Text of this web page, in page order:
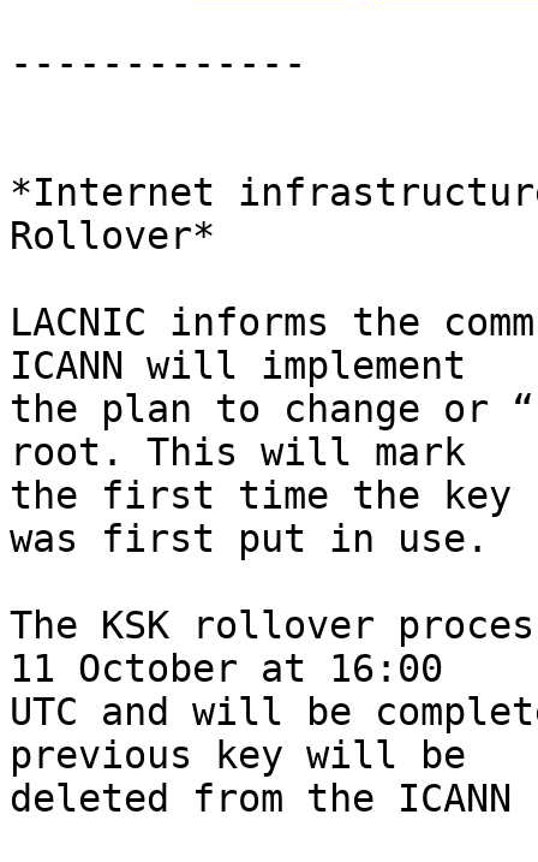
-------------
*Internet
Rollover*
LACNIC informs the
ICANN will implement
the plan to change or
root. This will mark
the first time the key
was first put in use.
The KSK rollover
11 October at 16:00
UTC and will be
previous key will be
deleted from the